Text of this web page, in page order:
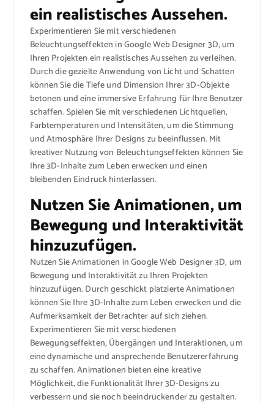
ein realistisches Aussehen.
Experimentieren Sie mit verschiedenen
Beleuchtungseffekten in Google Web Designer 3D, um
Ihren Projekten ein realistisches Aussehen zu verleihen.
Durch die gezielte Anwendung von Licht und Schatten
können Sie die Tiefe und Dimension Ihrer 3D-Objekte
betonen und eine immersive Erfahrung für Ihre Benutzer
schaffen. Spielen Sie mit verschiedenen Lichtquellen,
Farbtemperaturen und Intensitäten, um die Stimmung
und Atmosphäre Ihrer Designs zu beeinflussen. Mit
kreativer Nutzung von Beleuchtungseffekten können Sie
Ihre 3D-Inhalte zum Leben erwecken und einen
bleibenden Eindruck hinterlassen.
Nutzen Sie Animationen, um
Bewegung und Interaktivität
hinzuzufügen.
Nutzen Sie Animationen in Google Web Designer 3D, um
Bewegung und Interaktivität zu Ihren Projekten
hinzuzufügen. Durch geschickt platzierte Animationen
können Sie Ihre 3D-Inhalte zum Leben erwecken und die
Aufmerksamkeit der Betrachter auf sich ziehen.
Experimentieren Sie mit verschiedenen
Bewegungseffekten, Übergängen und Interaktionen, um
eine dynamische und ansprechende Benutzererfahrung
zu schaffen. Animationen bieten eine kreative
Möglichkeit, die Funktionalität Ihrer 3D-Designs zu
verbessern und sie noch beeindruckender zu gestalten.